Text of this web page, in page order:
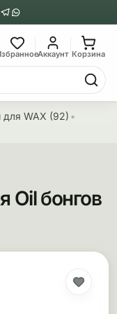
Аккаунт Корзина
Главное
Трубки
Металлические
Выпариватели
WAX (92)
Oil бонгов